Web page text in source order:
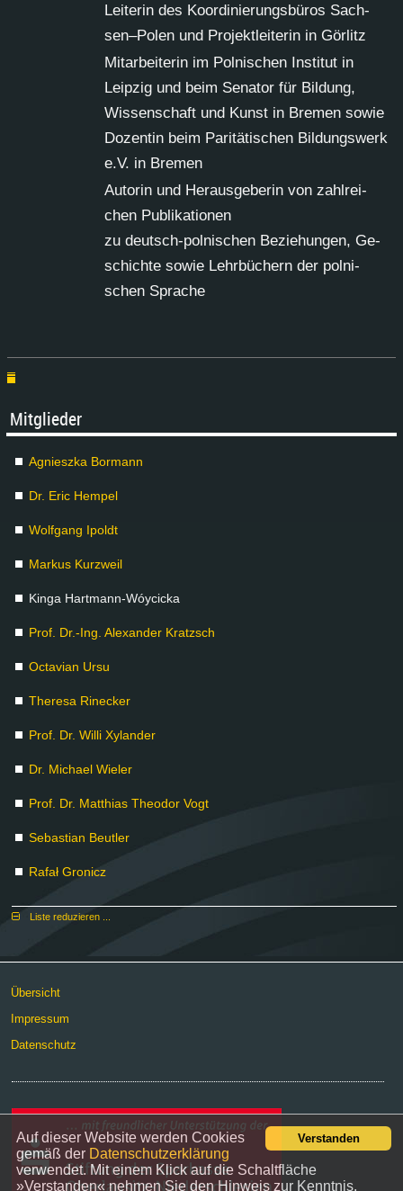
Lei­te­rin des Ko­or­di­nie­rungs­bü­ros Sach­
sen–Po­len und Pro­jekt­lei­te­rin in Gör­litz
Mit­ar­bei­te­rin im Pol­ni­schen In­sti­tut in
Leip­zig und beim Se­na­tor für Bil­dung,
Wis­sen­schaft und Kunst in Bre­men so­wie
Do­zen­tin beim Pa­ri­tä­ti­schen Bil­dungs­werk
e.V. in Bre­men
Au­to­rin und Her­aus­ge­be­rin von zahl­rei­
chen Pu­bli­ka­tio­nen
zu deutsch-pol­ni­schen Be­zie­hun­gen, Ge­
schich­te so­wie Lehr­bü­chern der pol­ni­
schen Spra­che
Mit­glie­der
Agnies­z­ka Bor­mann
Dr. Eric Hem­pel
Wolf­gang Ipoldt
Mar­kus Kurz­weil
Kin­ga Hart­mann-Wóyci­cka
Prof. Dr.-Ing. Alex­an­der Kratzsch
Oc­ta­vi­an Ur­su
The­re­sa Ri­ne­cker
Prof. Dr. Wil­li Xy­lan­der
Dr. Mi­cha­el Wie­ler
Prof. Dr. Mat­thi­as Theo­dor Vogt
Se­bas­ti­an Beut­ler
Ra­fał Gro­nicz
Lis­te re­du­zie­ren ...
Über­sicht
Im­pres­sum
Da­ten­schutz
Verstanden
Auf dieser Website werden Cookies
gemäß der Datenschutzerklärung
verwendet. Mit einem Klick auf die Schaltfläche
»Verstanden« nehmen Sie den Hinweis zur Kenntnis.